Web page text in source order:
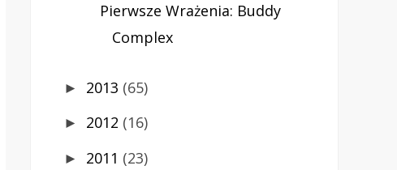
Pierwsze Wrażenia: Buddy
Complex
► 2013 (65)
► 2012 (16)
► 2011 (23)